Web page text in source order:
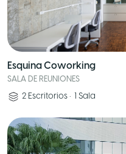
Esquina Coworking
SALA DE REUNIONES
2 Escritorios • 1 Sala